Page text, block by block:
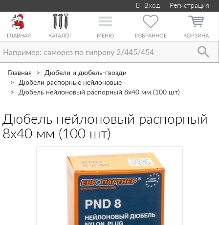
Вход Регистрация
ГЛАВНАЯ КАТАЛОГ
Toggle
МЕНЮ ИЗБРАННОЕ КОРЗИНА
Главная
Дюбели и дюбель-гвозди
Дюбели распорные нейлоновые
Дюбель нейлоновый распорный 8х40 мм (100 шт)
Дюбель нейлоновый распорный
8х40 мм (100 шт)